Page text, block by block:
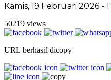
Kamis, 19 Februari 2026 -
50219 views
URL berhasil dicopy